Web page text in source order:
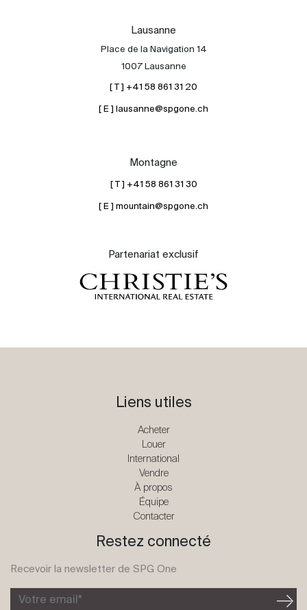
Lausanne
Place de la Navigation 14
1007 Lausanne
[ T ] +41 58 861 31 20
[ E ] lausanne@spgone.ch
Montagne
[ T ] +41 58 861 31 30
[ E ] mountain@spgone.ch
Partenariat exclusif
Liens utiles
Acheter
Louer
International
Vendre
À propos
Équipe
Contacter
Restez connecté
Recevoir la newsletter de SPG One
Votre email*